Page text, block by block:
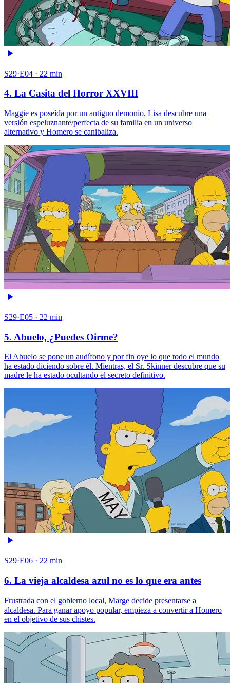
S29·E04 · 22 min
4. La Casita del Horror XXVIII
Maggie es poseída por un antiguo demonio, Lisa descubre una
versión espeluznante/perfecta de su familia en un universo
alternativo y Homero se canibaliza.
S29·E05 · 22 min
5. Abuelo, ¿Puedes Oirme?
El Abuelo se pone un audífono y por fin oye lo que todo el mundo
ha estado diciendo sobre él. Mientras, el Sr. Skinner descubre que su
madre le ha estado ocultando el secreto definitivo.
S29·E06 · 22 min
6. La vieja alcaldesa azul no es lo que era antes
Frustrada con el gobierno local, Marge decide presentarse a
alcaldesa. Para ganar apoyo popular, empieza a convertir a Homero
en el objetivo de sus chistes.